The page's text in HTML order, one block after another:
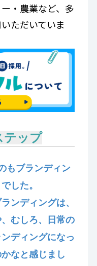
・農業など、多
ただいていま
テップ
もブランディン
した。
ンディングは、
むしろ、日常の
ディングになっ
なと感じまし